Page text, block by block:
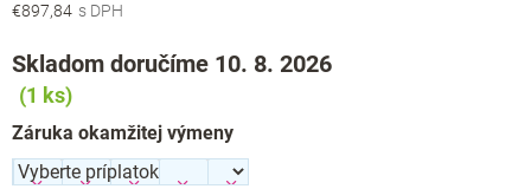
€897,84
Jednotková
Skladom doručíme 10. 8. 2026
(1 ks)
Záruka okamžitej výmeny